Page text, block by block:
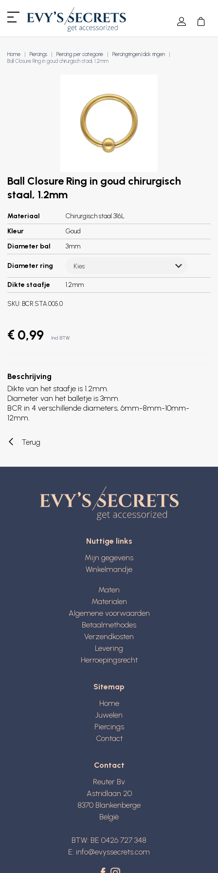
Home Piercings Piercing per categorie
Piercingringen/click ringen
Ball Closure Ring in goud chirurgisch staal, 1.2mm
Ball Closure Ring in goud chirurgisch
staal, 1.2mm
Materiaal
Chirurgisch staal 316L
Kleur
Goud
Diameter bal
3mm
Diameter ring Kies
Dikte staafje 1.2mm
SKU: BCR.STA.005.0
€ 0,99 Incl. BTW
Beschrijving
Dikte van het staafje is 1.2mm.
Diameter van het balletje is 3mm.
BCR in 4 verschillende diameters, 6mm-8mm-10mm-
12mm.
Terug
Nuttige links
Mijn gegevens
Winkelmandje
Maten
Materialen
Algemene voorwaarden
Betaalmethodes
Verzendkosten
Levering
Herroepingsrecht
Sitemap
Home
Juwelen
Piercings
Contact
Contact
Reuter Bv
Astridlaan 20
8370 Blankenberge
België
BTW: BE 0426 727 348
E: info@evyssecrets.com